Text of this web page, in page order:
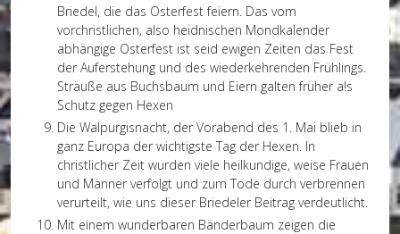
Briedel, die das Osterfest feiern. Das vom
vorchristlichen, also heidnischen Mondkalender
abhängige Osterfest ist seid ewigen Zeiten das Fest
der Auferstehung und des wiederkehrenden Frühlings.
Sträuße aus Buchsbaum und Eiern galten früher a!s
Schutz gegen Hexen
Die Walpurgisnacht, der Vorabend des 1. Mai blieb in
ganz Europa der wichtigste Tag der Hexen. In
christlicher Zeit wurden viele heilkundige, weise Frauen
und Männer verfolgt und zum Tode durch verbrennen
verurteilt, wie uns dieser Briedeler Beitrag verdeutlicht.
Mit einem wunderbaren Bänderbaum zeigen die